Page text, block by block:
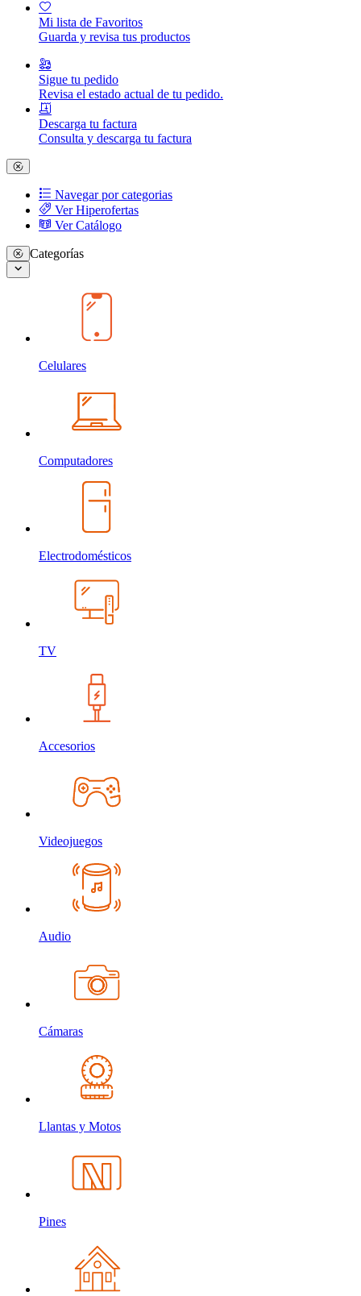
Mi lista de Favoritos
Guarda y revisa tus productos
Sigue tu pedido
Revisa el estado actual de tu pedido.
Descarga tu factura
Consulta y descarga tu factura
Navegar por categorias
Ver Hiperofertas
Ver Catálogo
Categorías
Celulares
Computadores
Electrodomésticos
TV
Accesorios
Videojuegos
Audio
Cámaras
Llantas y Motos
Pines